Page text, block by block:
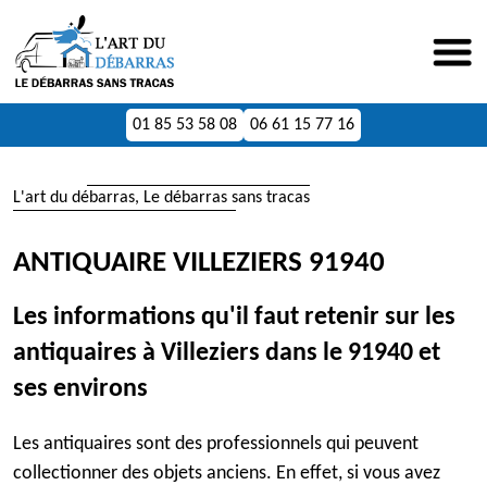
01 85 53 58 08 06 61 15 77 16
L'art du débarras, Le débarras sans tracas
ANTIQUAIRE VILLEZIERS 91940
Les informations qu'il faut retenir sur les
antiquaires à Villeziers dans le 91940 et
ses environs
Les antiquaires sont des professionnels qui peuvent
collectionner des objets anciens. En effet, si vous avez